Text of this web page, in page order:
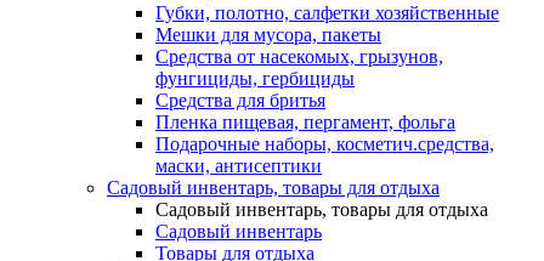
Губки, полотно, салфетки хозяйственные
Мешки для мусора, пакеты
Средства от насекомых, грызунов,
фунгициды, гербициды
Средства для бритья
Пленка пищевая, пергамент, фольга
Подарочные наборы, косметич.средства,
маски, антисептики
Садовый инвентарь, товары для отдыха
Садовый инвентарь, товары для отдыха
Садовый инвентарь
Товары для отдыха